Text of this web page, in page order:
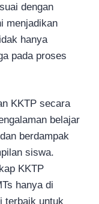
dengan
menjadikan
hanya
pada proses
KKTP secara
belajar
berdampak
siswa.
KKTP
hanya di
terbaik untuk